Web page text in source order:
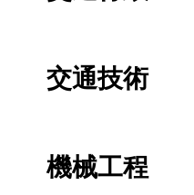
交通技術
機械工程